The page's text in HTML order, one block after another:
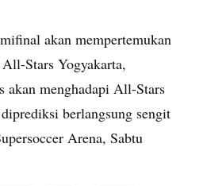
akan mempertemukan
Stars Yogyakarta,
akan menghadapi All-Stars
berlangsung sengit
Arena, Sabtu